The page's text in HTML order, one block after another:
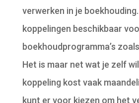
verwerken in je
koppelingen beschikbaar
boekhoudprogramma’s
Het is maar net wat je zelf
koppeling kost vaak
kunt er voor kiezen om het